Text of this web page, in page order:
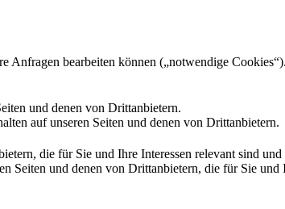
Anfragen bearbeiten können („notwendige Cookies“).
und denen von Drittanbietern.
auf unseren Seiten und denen von Drittanbietern.
die für Sie und Ihre Interessen relevant sind
Seiten und denen von Drittanbietern, die für Sie